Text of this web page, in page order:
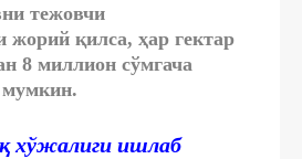
тежовчи
жорий қилса, ҳар гектар
8 миллион сўмгача
хўжалиги ишлаб